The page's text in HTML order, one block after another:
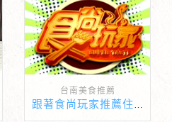
台南美食推薦
跟著食尚玩家推薦住民宿囉!!!!